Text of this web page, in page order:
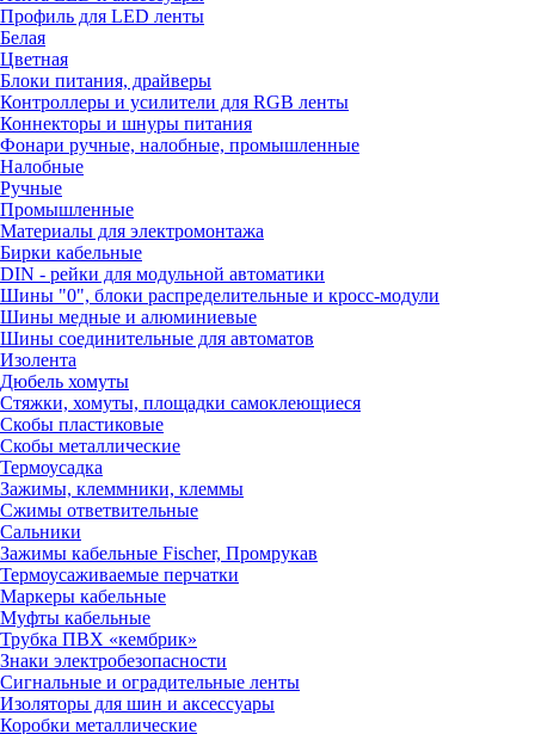
Профиль для LED ленты
Белая
Цветная
Блоки питания, драйверы
Контроллеры и усилители для RGB ленты
Коннекторы и шнуры питания
Фонари ручные, налобные, промышленные
Налобные
Ручные
Промышленные
Материалы для электромонтажа
Бирки кабельные
DIN - рейки для модульной автоматики
Шины "0", блоки распределительные и кросс-модули
Шины медные и алюминиевые
Шины соединительные для автоматов
Изолента
Дюбель хомуты
Стяжки, хомуты, площадки самоклеющиеся
Скобы пластиковые
Скобы металлические
Термоусадка
Зажимы, клеммники, клеммы
Сжимы ответвительные
Сальники
Зажимы кабельные Fischer, Промрукав
Термоусаживаемые перчатки
Маркеры кабельные
Муфты кабельные
Трубка ПВХ «кембрик»
Знаки электробезопасности
Сигнальные и оградительные ленты
Изоляторы для шин и аксессуары
Коробки металлические